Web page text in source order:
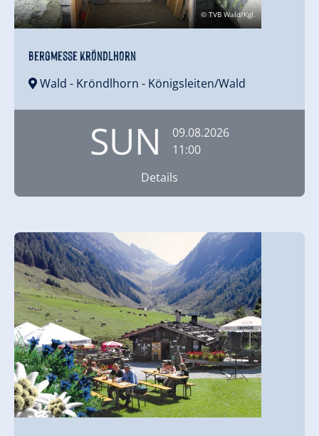
© TVB Wald/Kgl.
Bergmesse Kröndlhorn
Wald - Kröndlhorn - Königsleiten/Wald
SUN
09.08.2026
11:00
Details